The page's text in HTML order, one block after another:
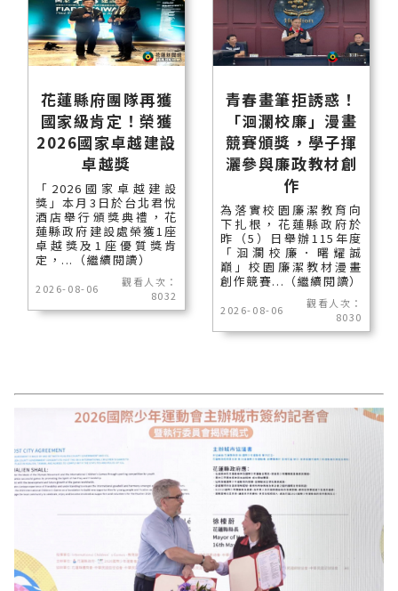
花蓮縣府團隊再獲
國家級肯定！榮獲
2026國家卓越建設
卓越獎
「2026國家卓越建設
獎」本月3日於台北君悅
酒店舉行頒獎典禮，花
蓮縣政府建設處榮獲1座
卓越獎及1座優質獎肯
定，...（繼續閱讀）
2026-08-06
觀看人次：
8032
青春畫筆拒誘惑！
「洄瀾校廉」漫畫
競賽頒獎，學子揮
灑參與廉政教材創
作
為落實校園廉潔教育向
下扎根，花蓮縣政府於
昨（5）日舉辦115年度
「洄瀾校廉．曙耀誠
巔」校園廉潔教材漫畫
創作競賽...（繼續閱讀）
2026-08-06
觀看人次：
8030